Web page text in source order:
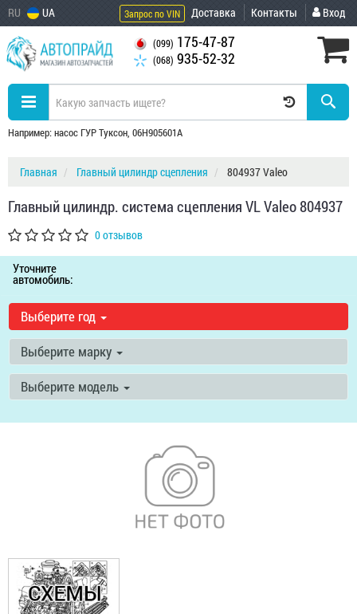
RU UA Запрос по VIN Доставка Контакты Вход
(099) 175-47-87
(068) 935-52-32
Например: насос ГУР Туксон, 06H905601A
Главная Главный цилиндр сцепления 804937 Valeo
Главный цилиндр. система сцепления VL Valeo 804937
0 отзывов
Уточните
автомобиль:
Выберите год
Выберите марку
Выберите модель